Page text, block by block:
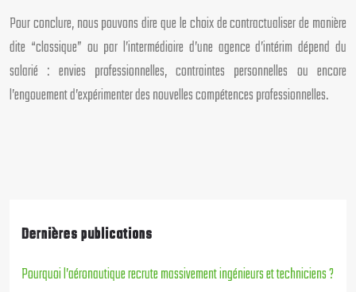
Pour conclure, nous pouvons dire que le choix de contractualiser de manière
dite “classique” ou par l’intermédiaire d’une agence d’intérim dépend du
salarié : envies professionnelles, contraintes personnelles ou encore
l’engouement d’expérimenter des nouvelles compétences professionnelles.
Dernières publications
Pourquoi l’aéronautique recrute massivement ingénieurs et techniciens ?